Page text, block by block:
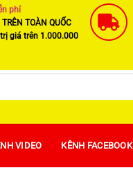
phí
TOÀN QUỐC
giá trên 1.000.000
VIDEO KÊNH FACEBOOK